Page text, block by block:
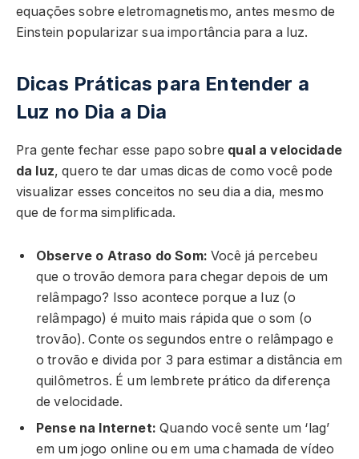
equações sobre eletromagnetismo, antes mesmo de
Einstein popularizar sua importância para a luz.
Dicas Práticas para Entender a
Luz no Dia a Dia
Pra gente fechar esse papo sobre qual a velocidade
da luz, quero te dar umas dicas de como você pode
visualizar esses conceitos no seu dia a dia, mesmo
que de forma simplificada.
Observe o Atraso do Som: Você já percebeu
que o trovão demora para chegar depois de um
relâmpago? Isso acontece porque a luz (o
relâmpago) é muito mais rápida que o som (o
trovão). Conte os segundos entre o relâmpago e
o trovão e divida por 3 para estimar a distância em
quilômetros. É um lembrete prático da diferença
de velocidade.
Pense na Internet: Quando você sente um ‘lag’
em um jogo online ou em uma chamada de vídeo